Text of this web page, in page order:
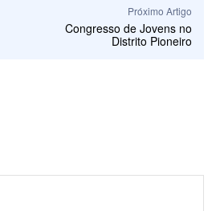
Próximo Artigo
Congresso de Jovens no
Distrito Pioneiro